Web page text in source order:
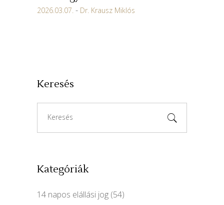
2026.03.07. Dr. Krausz Miklós
Keresés
for:
Kategóriák
14 napos elállási jog (54)